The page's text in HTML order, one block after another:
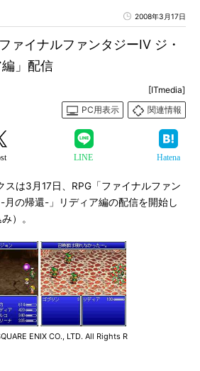
2008年3月17日
ァイナルファンタジーIV ジ・
」配信
[ITmedia]
PC用表示
関連情報
LINE Hatena
は3月17日、RPG「ファイナルファン
月の帰還-」リディア編の配信を開始し
）。
ENIX CO., LTD. All Rights R